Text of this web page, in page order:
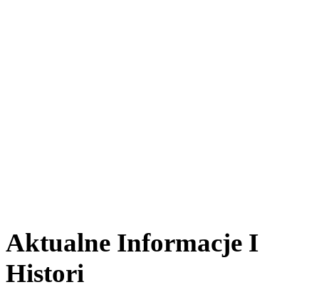
Aktualne Informacje I
Histori